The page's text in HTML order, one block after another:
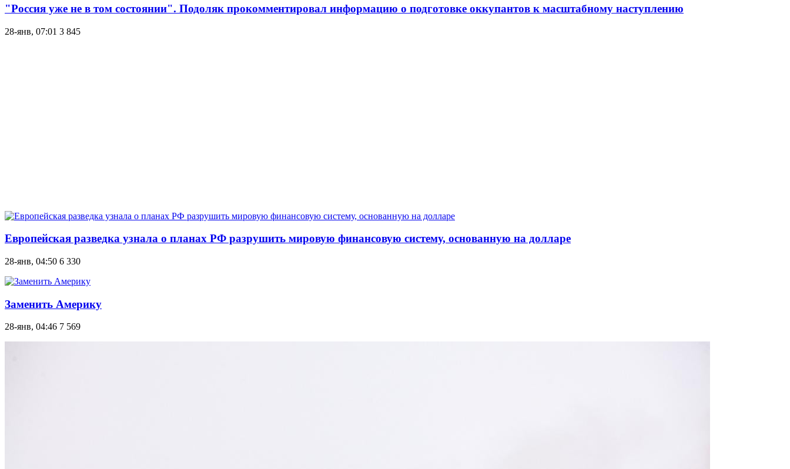
"Россия уже не в том состоянии". Подоляк прокомментировал информацию о подготовке оккупантов к масштабному наступлению
28-янв, 07:01 3 845
Европейская разведка узнала о планах РФ разрушить мировую финансовую систему, основанную на долларе
28-янв, 04:50 6 330
Заменить Америку
28-янв, 04:46 7 569